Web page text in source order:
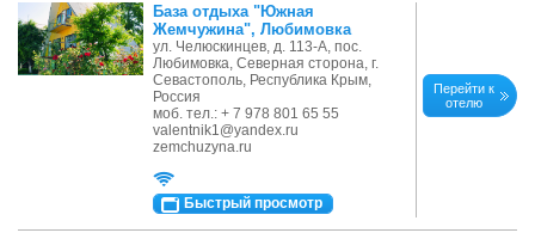
База отдыха "Южная
Жемчужина", Любимовка
ул. Челюскинцев, д. 113-А, пос.
Любимовка, Северная сторона, г.
Севастополь, Республика Крым,
Россия
моб. тел.: + 7 978 801 65 55
valentnik1@yandex.ru
zemchuzyna.ru
Быстрый просмотр
Перейти к
отелю